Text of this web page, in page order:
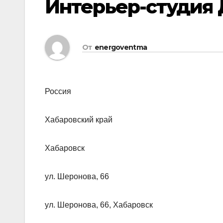
Интерьер-студия
От energoventma
Россия
Хабаровский край
Хабаровск
ул. Шеронова, 66
ул. Шеронова, 66, Хабаровск